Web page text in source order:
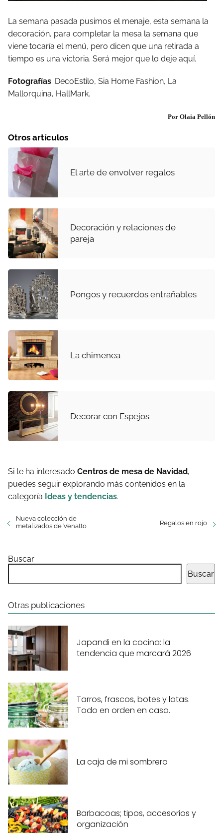
La semana pasada pusimos el menaje, esta semana la
decoración, para completar la mesa la semana que
viene tocaría el menú, pero dicen que una retirada a
tiempo es una victoria. Será mejor que lo deje aquí.
Fotografías: DecoEstilo, Sia Home Fashion, La
Mallorquina, HallMark.
Por Olaia Pellón
Otros artículos
El arte de envolver regalos
Decoración y relaciones de
pareja
Pongos y recuerdos entrañables
La chimenea
Decorar con Espejos
Si te ha interesado Centros de mesa de Navidad,
puedes seguir explorando más contenidos en la
categoría Ideas y tendencias.
Nueva colección de
metalizados de Venatto
Regalos en rojo
Buscar
Buscar
Otras publicaciones
Japandi en la cocina: la
tendencia que marcará 2026
Tarros, frascos, botes y latas.
Todo en orden en casa.
La caja de mi sombrero
Barbacoas; tipos, accesorios y
organización